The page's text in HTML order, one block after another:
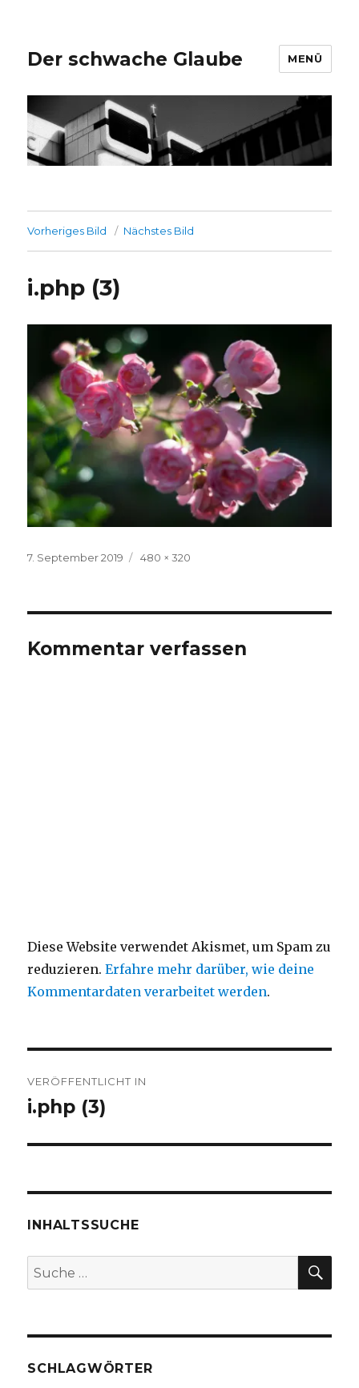
Der schwache Glaube MENÜ
Vorheriges Bild Nächstes Bild
i.php (3)
Veröffentlicht
7. September 2019
Volle
480 × 320
Kommentar verfassen
Diese Website verwendet Akismet, um Spam zu
reduzieren.Erfahre mehr darüber, wie deine
Kommentardaten verarbeitet werden.
VERÖFFENTLICHT IN
i.php (3)
INHALTSSUCHE
Suche
nach:
SCHLAGWÖRTER